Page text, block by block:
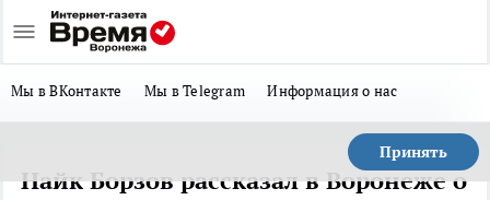
Мы в ВКонтакте Мы в Telegram Информация о нас
Принять
Найк Борзов рассказал в Воронеже о